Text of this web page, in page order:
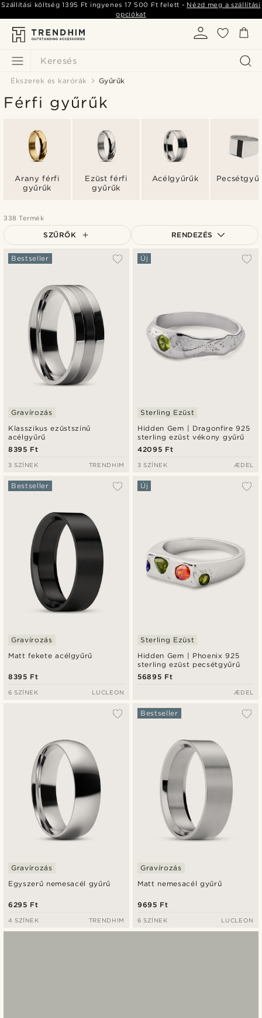
Keresés
Szállítási költség1395 Ft ingyenes 17 500 Ft felett - Nézd meg a szállítási
opciókat
Ékszerek és karórák Gyűrűk
Férfi gyűrűk
Arany férfi
gyűrűk
Ezüst férfi
gyűrűk
Acélgyűrűk
338 Termék
SZŰRŐK RENDEZÉS
A legkeresettebb
Klasszikus ezüstszínű
acélgyűrű
Bestseller
Gravírozás
8395 Ft
3 SZÍNEK TRENDHIM
Hidden Gem | Dragonfire 925
sterling ezüst vékony gyűrű
Új
Sterling Ezüst
42095 Ft
3 SZÍNEK ÆDEL
Matt fekete acélgyűrű
Bestseller
Gravírozás
8395 Ft
6 SZÍNEK LUCLEON
Hidden Gem | Phoenix 925
sterling ezüst pecsétgyűrű
Új
Sterling Ezüst
56895 Ft
ÆDEL
Egyszerű nemesacél gyűrű
Gravírozás
6295 Ft
4 SZÍNEK TRENDHIM
Matt nemesacél gyűrű
Bestseller
Gravírozás
9695 Ft
6 SZÍNEK LUCLEON